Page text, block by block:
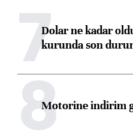
7Dolar ne kadar
kurunda son
8Motorine indirim